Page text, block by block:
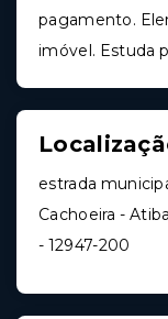
pagamento.
imóvel. Estuda
estrada
Cachoeira -
- 12947-200